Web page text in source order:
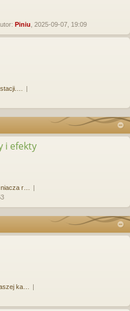
Piniu , 2025-09-07, 19:09
i efekty
r…
ka…